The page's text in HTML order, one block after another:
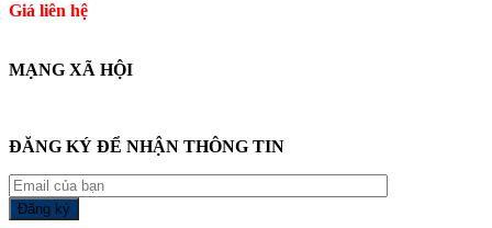
Giá liên hệ
MẠNG XÃ HỘI
ĐĂNG KÝ ĐỂ NHẬN THÔNG TIN